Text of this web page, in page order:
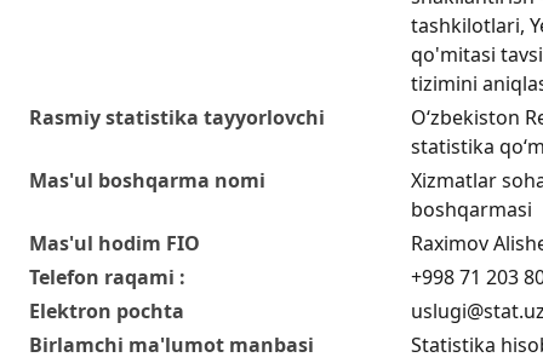
tashkilotlari,
qo'mitasi
tizimini
Rasmiy statistika tayyorlovchi
O‘zbekiston
statistika
Mas'ul boshqarma nomi
Xizmatlar
boshqarmasi
Mas'ul hodim FIO
Raximov
Telefon raqami :
+998 71 203
Elektron pochta
Birlamchi ma'lumot manbasi
Statistika